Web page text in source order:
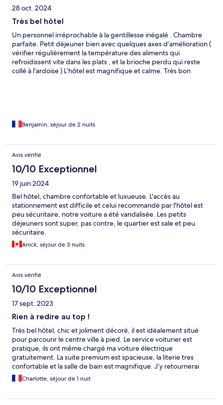
28 oct. 2024
Très bel hôtel
Un personnel irréprochable à la gentillesse inégalé . Chambre
parfaite. Petit déjeuner bien avec quelques axes d’amélioration (
vérifier régulièrement la température des aliments qui
refroidissent vite dans les plats , et la brioche perdu qui reste
collé à l’ardoise ) L’hôtel est magnifique et calme. Très bon
Benjamin, séjour de 2 nuits
Avis vérifié
10/10 Exceptionnel
19 juin 2024
Bel hôtel, chambre confortable et luxueuse. L'accès au
stationnement est difficile et celui recommandé par l'hôtel est
peu sécuritaire, notre voiture a été vandalisée. Les petits
déjeuners sont super, pas contre, le quartier est sale et peu
sécuritaire.
Anick, séjour de 3 nuits
Avis vérifié
10/10 Exceptionnel
17 sept. 2023
Rien à redire au top !
Très bel hôtel, chic et joliment décoré, il est idéalement situé
pour parcourir le centre ville à pied. Le service voiturier est
pratique, ils ont même chargé ma voiture électrique
gratuitement. La suite premium est spacieuse, la literie tres
confortable et la salle de bain est magnifique. J’y retournerai
avec plaisir :)
Charlotte, séjour de 1 nuit